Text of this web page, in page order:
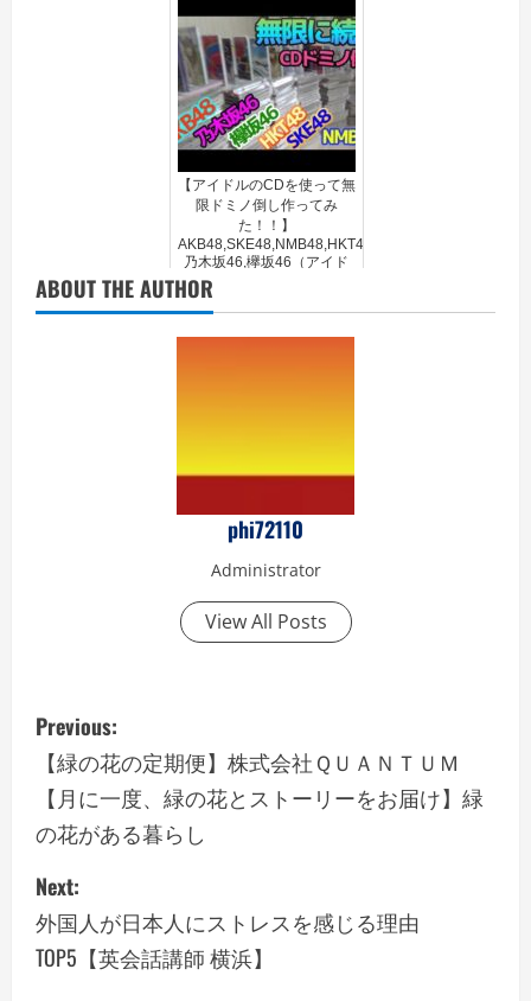
【アイドルのCDを使って無
限ドミノ倒し作ってみ
た！！】
AKB48,SKE48,NMB48,HKT48,
乃木坂46,欅坂46（アイド
ルファンの人はやってみ
ABOUT THE AUTHOR
phi72110
Administrator
View All Posts
P
o
s
t
n
a
Previous:
【緑の花の定期便】株式会社ＱＵＡＮＴＵＭ
【月に一度、緑の花とストーリーをお届け】緑
の花がある暮らし
Next:
外国人が日本人にストレスを感じる理由
TOP5【英会話講師 横浜】